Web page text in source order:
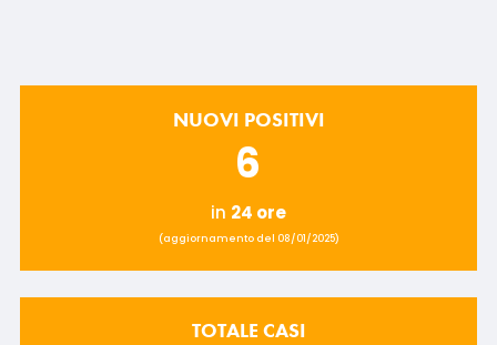
NUOVI POSITIVI
6
in 24 ore
(aggiornamento del 08/01/2025)
TOTALE CASI